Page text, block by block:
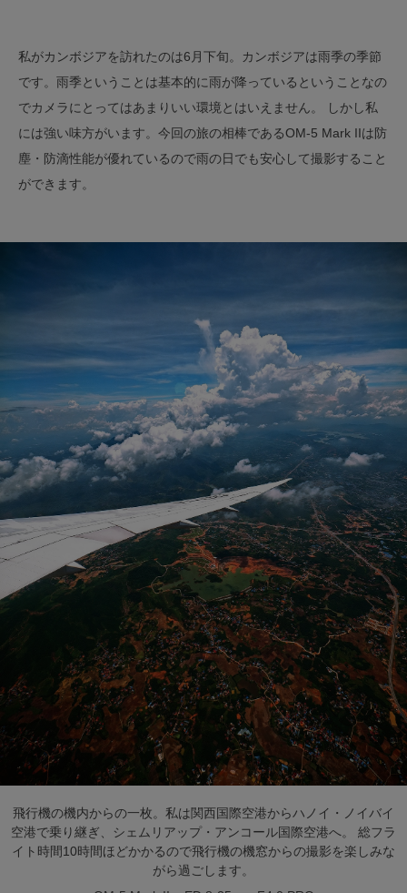
私がカンボジアを訪れたのは6月下旬。カンボジアは雨季の季節
です。雨季ということは基本的に雨が降っているということなの
でカメラにとってはあまりいい環境とはいえません。 しかし私
には強い味方がいます。今回の旅の相棒であるOM-5 Mark IIは防
塵・防滴性能が優れているので雨の日でも安心して撮影すること
ができます。
飛行機の機内からの一枚。私は関西国際空港からハノイ・ノイバイ
空港で乗り継ぎ、シェムリアップ・アンコール国際空港へ。 総フラ
イト時間10時間ほどかかるので飛行機の機窓からの撮影を楽しみな
がら過ごします。